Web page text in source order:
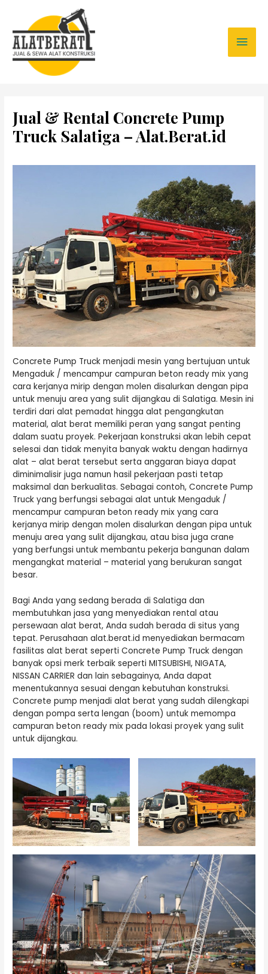
Jual & Rental Concrete Pump
Truck Salatiga – Alat.Berat.id
Concrete Pump Truck menjadi mesin yang bertujuan untuk
Mengaduk / mencampur campuran beton ready mix yang
cara kerjanya mirip dengan molen disalurkan dengan pipa
untuk menuju area yang sulit dijangkau di Salatiga. Mesin ini
terdiri dari alat pemadat hingga alat pengangkutan
material, alat berat memiliki peran yang sangat penting
dalam suatu proyek. Pekerjaan konstruksi akan lebih cepat
selesai dan tidak menyita banyak waktu dengan hadirnya
alat – alat berat tersebut serta anggaran biaya dapat
diminimalisir juga namun hasil pekerjaan pasti tetap
maksimal dan berkualitas. Sebagai contoh, Concrete Pump
Truck yang berfungsi sebagai alat untuk Mengaduk /
mencampur campuran beton ready mix yang cara
kerjanya mirip dengan molen disalurkan dengan pipa untuk
menuju area yang sulit dijangkau, atau bisa juga crane
yang berfungsi untuk membantu pekerja bangunan dalam
mengangkat material – material yang berukuran sangat
besar.
Bagi Anda yang sedang berada di Salatiga dan
membutuhkan jasa yang menyediakan rental atau
persewaan alat berat, Anda sudah berada di situs yang
tepat. Perusahaan alat.berat.id menyediakan bermacam
fasilitas alat berat seperti Concrete Pump Truck dengan
banyak opsi merk terbaik seperti MITSUBISHI, NIGATA,
NISSAN CARRIER dan lain sebagainya, Anda dapat
menentukannya sesuai dengan kebutuhan konstruksi.
Concrete pump menjadi alat berat yang sudah dilengkapi
dengan pompa serta lengan (boom) untuk memompa
campuran beton ready mix pada lokasi proyek yang sulit
untuk dijangkau.